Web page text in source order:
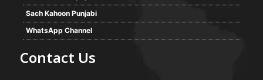
Sach Kahoon Punjabi
WhatsApp Channel
Contact Us